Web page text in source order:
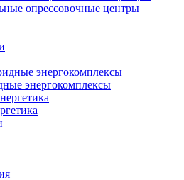
опрессовочные центры
энергокомплексы